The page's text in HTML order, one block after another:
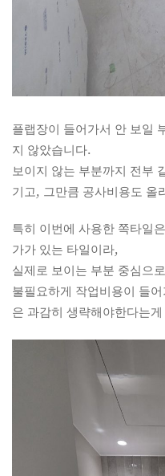
플랩장이 들어가서 안 보일
지 않았습니다.
보이지 않는 부분까지 전부
기고, 그만큼 공사비용도 올
특히 이번에 사용한 쪽타일
가가 있는 타일이라,
실제로 보이는 부분 중심으
불필요하게 작업비용이 들
은 과감히 생략해야한다는